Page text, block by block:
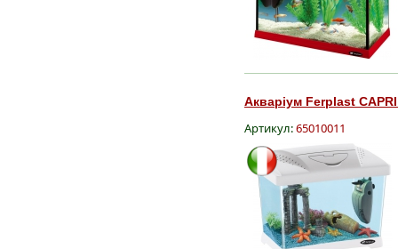
Акваріум Ferplast
Артикул:65010011